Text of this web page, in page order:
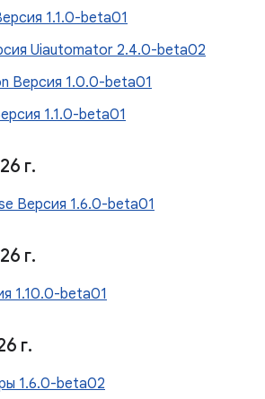
1.1.0-beta01
Uiautomator 2.4.0-beta02
Версия 1.0.0-beta01
1.1.0-beta01
г.
Версия 1.6.0-beta01
г.
1.10.0-beta01
г.
1.6.0-beta02